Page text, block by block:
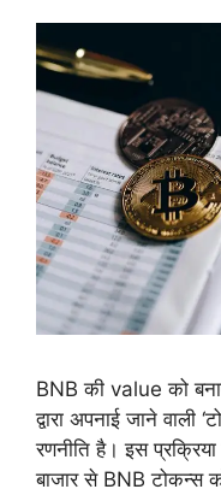
BNB की value को
द्वारा अपनाई जाने वाली
रणनीति है। इस
बाजार से BNB टोकन्स